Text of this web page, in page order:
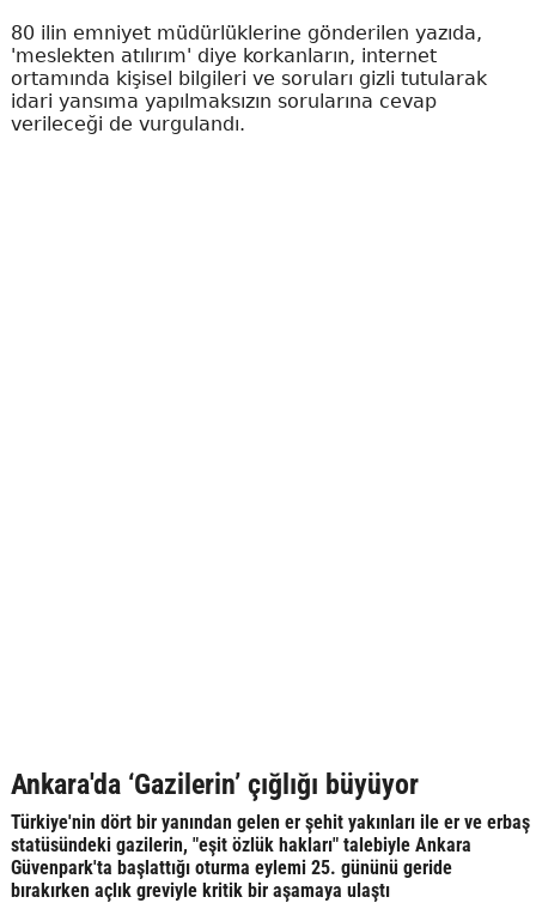
80 ilin emniyet müdürlüklerine gönderilen yazıda,
'meslekten atılırım' diye korkanların, internet
ortamında kişisel bilgileri ve soruları gizli tutularak
idari yansıma yapılmaksızın sorularına cevap
verileceği de vurgulandı.
Ankara'da ‘Gazilerin’ çığlığı büyüyor
Türkiye'nin dört bir yanından gelen er şehit yakınları ile er ve erbaş
statüsündeki gazilerin, "eşit özlük hakları" talebiyle Ankara
Güvenpark'ta başlattığı oturma eylemi 25. gününü geride
bırakırken açlık greviyle kritik bir aşamaya ulaştı